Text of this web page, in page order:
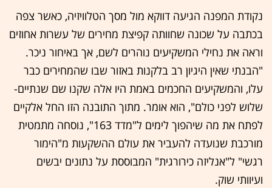
נקודת המפנה הגיעה דווקא מול מסך הטלוויזיה, כאשר צפה
בכתבה על שכונה שחוותה קפיצת מחירים של עשרות אחוזים
וראה את נחילי המשקיעים נוהרים לשם, אך באיחור ניכר.
"הבנתי שאין היגיון רב בלקנות באזור שבו שהמחירים כבר
עלו, והמשקיעים החכמים באמת היו אלה שקנו שם שנתיים-
שלוש לפני כולם", הוא אומר. מתוך התובנה הזו החל אלקיים
לפתח את מה שיהפוך לימים ל"מדד 163", נוסחה מתמטית
מורכבת שנועדה להעביר את עולם ההשקעות מ"הימור
רגשי" ל"אנליזה כירורגית" המבוססת על נתונים יבשים
ועיוותי שוק.